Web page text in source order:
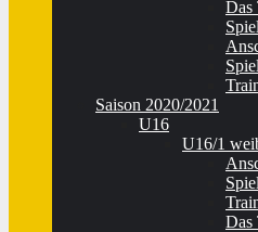
Das
Saison 2020/2021
U16
U16/1
Das